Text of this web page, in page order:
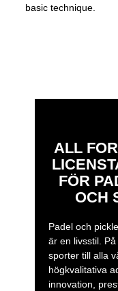
basic technique.
Discovery stands
foundations for
enjoyable.
ALL
FÖR
OCH
Padel och
är en livsstil.
sporter till alla
högkvalitativa
innovation,